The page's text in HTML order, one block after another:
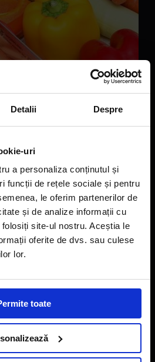
Detalii Despre
uri
a personaliza conținutul și
funcții de rețele sociale și pentru
le oferim partenerilor de
și de analize informații cu
site-ul nostru. Aceștia le
oferite de dvs. sau culese
lor.
toate
C! Este..
elementul cheie în curele de slabire